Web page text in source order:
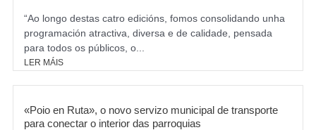
“Ao longo destas catro edicións, fomos consolidando unha
programación atractiva, diversa e de calidade, pensada
para todos os públicos, o...
LER MÁIS
«Poio en Ruta», o novo servizo municipal de transporte
para conectar o interior das parroquias